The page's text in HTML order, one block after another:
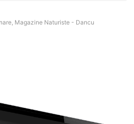
Magazine Naturiste - Dancu